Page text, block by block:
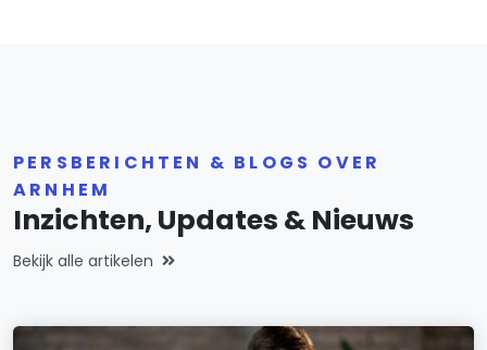
PERSBERICHTEN & BLOGS OVER
ARNHEM
Inzichten, Updates & Nieuws
Bekijk alle artikelen